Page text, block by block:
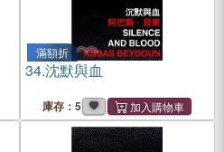
滿額折
34.沈默與血
庫存：5